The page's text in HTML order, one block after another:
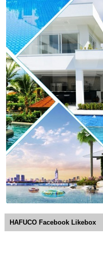
HAFUCO Facebook Likebox